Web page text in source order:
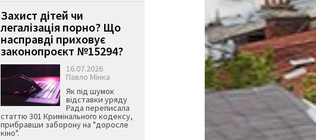
Захист дітей чи
легалізація порно? Що
насправді приховує
законопроєкт №15294?
16.07.2026
Павло Мінка
Як під шумок
відставки уряду
Рада переписала
статтю 301 Кримінального кодексу,
прибравши заборону на "доросле
кіно".